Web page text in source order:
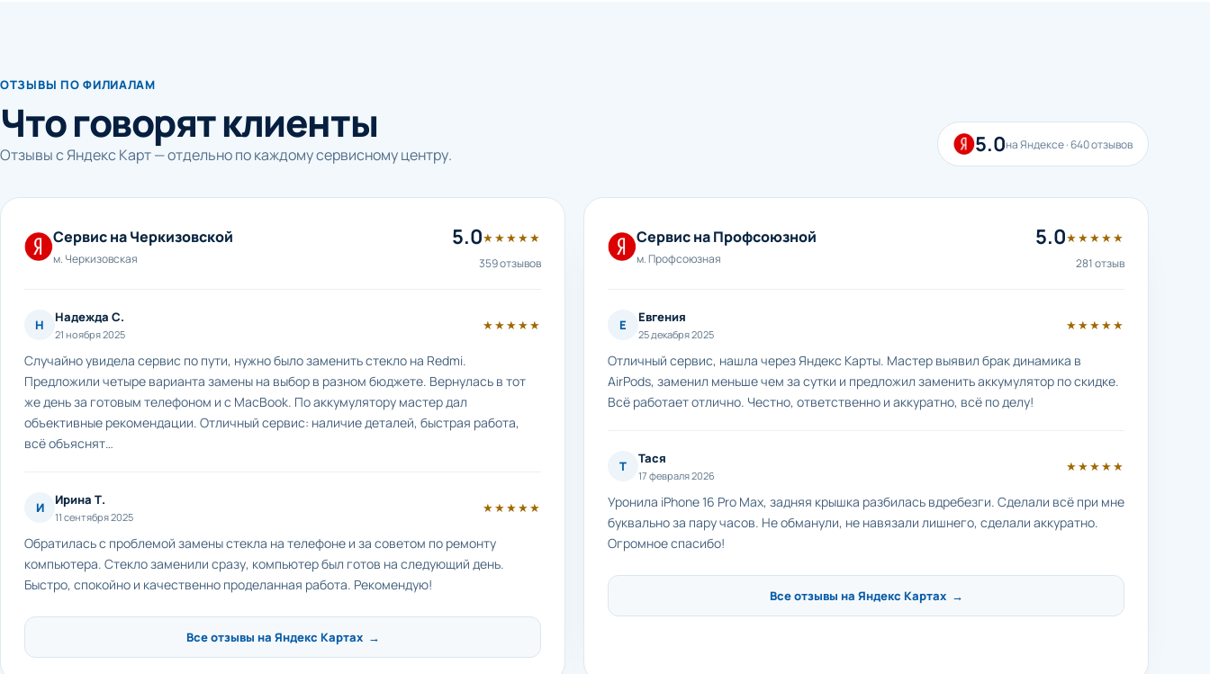
ОТЗЫВЫ ПО ФИЛИАЛАМ
Что говорят клиенты
Отзывы с Яндекс Карт — отдельно по каждому сервисному центру. 5.0на Яндексе · 640 отзывов
Сервис на Черкизовской
м. Черкизовская
5.0★★★★★
359 отзывов
Н Надежда С.
21 ноября 2025
★★★★★
Случайно увидела сервис по пути, нужно было заменить стекло на Redmi.
Предложили четыре варианта замены на выбор в разном бюджете. Вернулась в тот
же день за готовым телефоном и с MacBook. По аккумулятору мастер дал
объективные рекомендации. Отличный сервис: наличие деталей, быстрая работа,
всё объяснят…
И Ирина Т.
11 сентября 2025
★★★★★
Обратилась с проблемой замены стекла на телефоне и за советом по ремонту
компьютера. Стекло заменили сразу, компьютер был готов на следующий день.
Быстро, спокойно и качественно проделанная работа. Рекомендую!
Все отзывы на Яндекс Картах →
Сервис на Профсоюзной
м. Профсоюзная
5.0★★★★★
281 отзыв
Е Евгения
25 декабря 2025
★★★★★
Отличный сервис, нашла через Яндекс Карты. Мастер выявил брак динамика в
AirPods, заменил меньше чем за сутки и предложил заменить аккумулятор по скидке.
Всё работает отлично. Честно, ответственно и аккуратно, всё по делу!
Т Тася
17 февраля 2026
★★★★★
Уронила iPhone 16 Pro Max, задняя крышка разбилась вдребезги. Сделали всё при мне
буквально за пару часов. Не обманули, не навязали лишнего, сделали аккуратно.
Огромное спасибо!
Все отзывы на Яндекс Картах →